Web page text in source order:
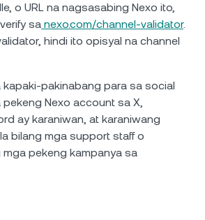
o URL na nagsasabing Nexo ito,
sa nexo.com/channel-validator.
hindi ito opisyal na channel
kapaki-pakinabang para sa social
Nexo account sa X,
ay karaniwan, at karaniwang
bilang mga support staff o
pekeng kampanya sa